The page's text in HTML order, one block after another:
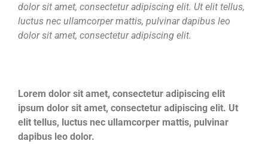
dolor sit amet, consectetur adipiscing elit. Ut elit tellus,
luctus nec ullamcorper mattis, pulvinar dapibus leo
dolor sit amet, consectetur adipiscing elit.
Lorem dolor sit amet, consectetur adipiscing elit
ipsum dolor sit amet, consectetur adipiscing elit. Ut
elit tellus, luctus nec ullamcorper mattis, pulvinar
dapibus leo dolor.